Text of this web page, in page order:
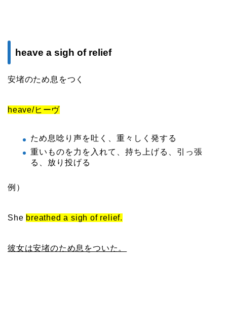
heave a sigh of relief
安堵のため息をつく
heave/ヒーヴ
ため息唸り声を吐く、重々しく発する
重いものを力を入れて、持ち上げる、引っ張
る、放り投げる
例）
She breathed a sigh of relief.
彼女は安堵のため息をついた。